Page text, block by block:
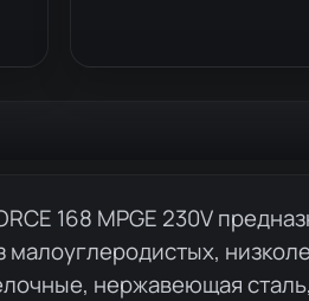
168 MPGE 230V
малоуглеродистых,
нержавеющая